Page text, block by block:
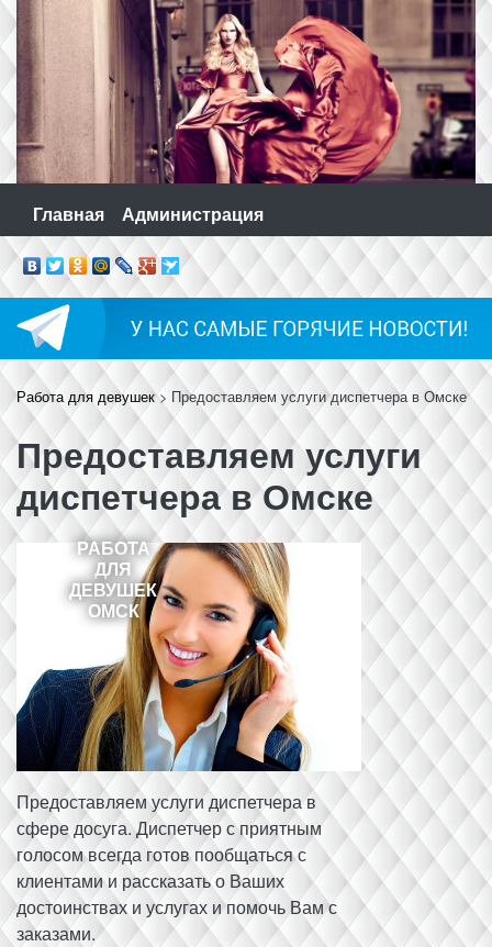
Skip
to
content
РАБОТА
ДЛЯ
ДЕВУШЕК
ОМСК
Главная Администрация
Работа для девушек> Предоставляем услуги диспетчера в Омске
Предоставляем услуги
диспетчера в Омске
Предоставляем услуги диспетчера в
сфере досуга. Диспетчер с приятным
голосом всегда готов пообщаться с
клиентами и рассказать о Ваших
достоинствах и услугах и помочь Вам с
заказами.